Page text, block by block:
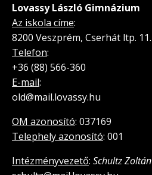
Lovassy László Gimnázium
Az iskola címe:
8200 Veszprém, Cserhát ltp. 11.
Telefon:
+36 (88) 566-360
E-mail:
old@mail.lovassy.hu
OM azonosító: 037169
Telephely azonosító: 001
Intézményvezető: Schultz Zoltán